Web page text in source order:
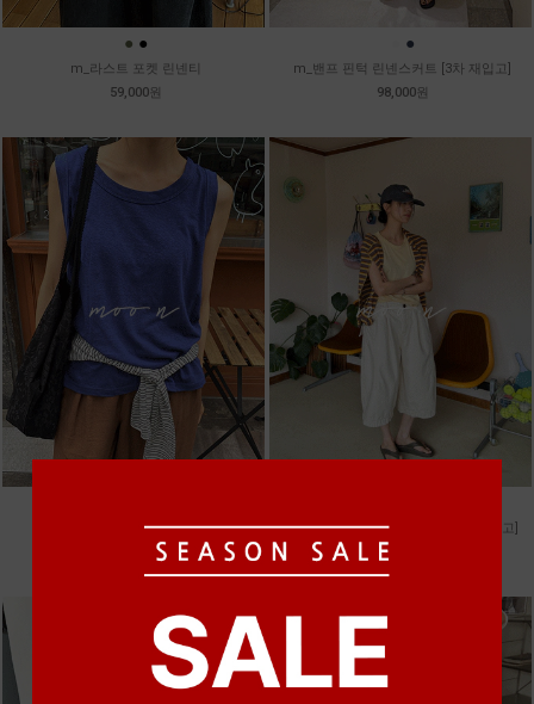
● ●
m_라스트 포켓 린넨티
59,000원
●
m_밴프 핀턱 린넨스커트 [3차 재입고]
98,000원
m_마무 린넨 나시 [4차 재입고]
28,000원
m_헤세드 스티치 데님팬츠 [4차 재입고]
87,000원